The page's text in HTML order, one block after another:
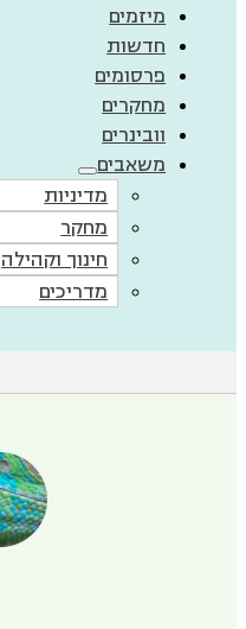
מיזמים
חדשות
פרסומים
מחקרים
וובינרים
משאבים
מדיניות
מחקר
חינוך וקהילה
מדריכים